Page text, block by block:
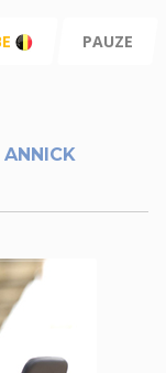
PAUZE